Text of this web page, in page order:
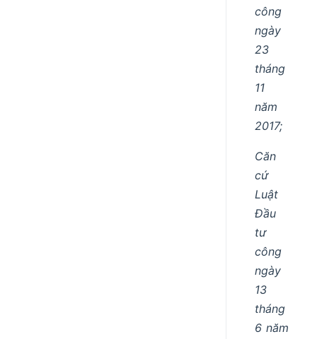
công
ngày
23
tháng
11
năm
2017;
Căn
cứ
Luật
Đầu
tư
công
ngày
13
tháng
6 năm